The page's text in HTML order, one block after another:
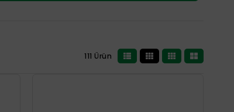
111 Ürün